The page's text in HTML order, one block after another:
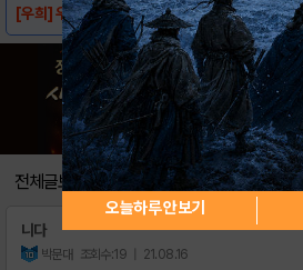
[우희] 우희의 공략&팁 (도움이 되셨으면 합..
전체글보기
니다
박문대 조회수:19 | 21.08.16
오늘하루 안보기